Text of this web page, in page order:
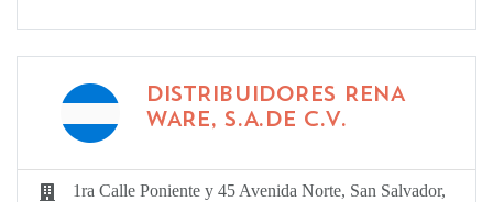
DISTRIBUIDORES RENA
WARE, S.A.DE C.V.
1ra Calle Poniente y 45 Avenida Norte, San Salvador,